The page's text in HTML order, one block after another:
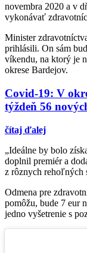
novembra 2020 a v
vykonávať
Minister
prihlásili. On sám
víkendu, na ktorý je
okrese Bardejov.
Covid-19: V
týždeň 56
čítaj ďalej
„Ideálne by bolo
doplnil premiér a
z rôznych rehoľných
Odmena pre
pomôžu, bude 7 eur
jedno vyšetrenie s